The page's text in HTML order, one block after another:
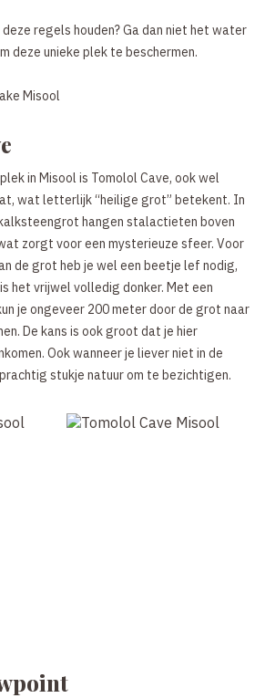
regels houden? Ga dan niet het water
deze unieke plek te beschermen.
in Misool is Tomolol Cave, ook wel
wat letterlijk “heilige grot” betekent. In
hangen stalactieten boven
zorgt voor een mysterieuze sfeer. Voor
de grot heb je wel een beetje lef nodig,
het vrijwel volledig donker. Met een
je ongeveer 200 meter door de grot naar
De kans is ook groot dat je hier
Ook wanneer je liever niet in de
stukje natuur om te bezichtigen.